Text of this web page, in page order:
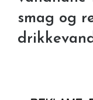
smag og